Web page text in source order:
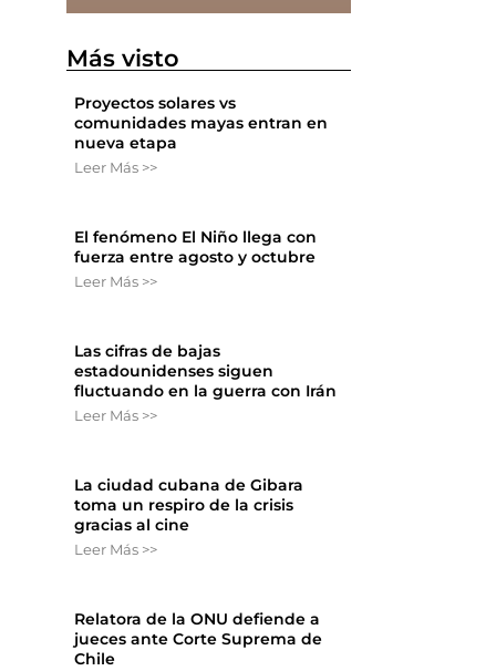
Más visto
Proyectos solares vs
comunidades mayas entran en
nueva etapa
Leer Más >>
El fenómeno El Niño llega con
fuerza entre agosto y octubre
Leer Más >>
Las cifras de bajas
estadounidenses siguen
fluctuando en la guerra con Irán
Leer Más >>
La ciudad cubana de Gibara
toma un respiro de la crisis
gracias al cine
Leer Más >>
Relatora de la ONU defiende a
jueces ante Corte Suprema de
Chile